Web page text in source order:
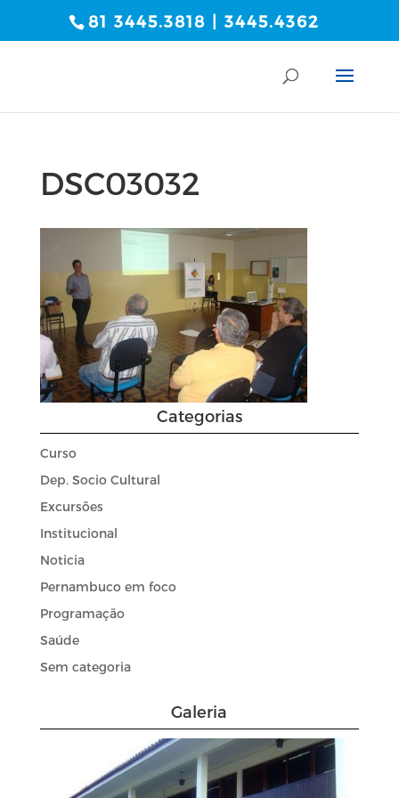
81 3445.3818 | 3445.4362
DSC03032
Categorias
Curso
Dep. Socio Cultural
Excursões
Institucional
Noticia
Pernambuco em foco
Programação
Saúde
Sem categoria
Galeria